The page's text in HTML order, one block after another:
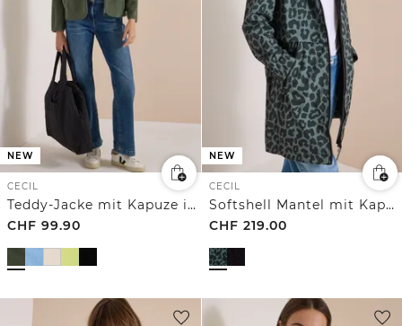
NEW
CECIL
Teddy-Jacke mit Kapuze in Unifarbe
CHF 99.90
NEW
CECIL
Softshell Mantel mit Kapuze und Leo-Muster
CHF 219.00